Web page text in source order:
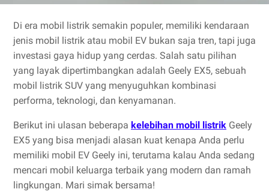
Di era mobil listrik semakin populer, memiliki kendaraan
jenis mobil listrik atau mobil EV bukan saja tren, tapi juga
investasi gaya hidup yang cerdas. Salah satu pilihan
yang layak dipertimbangkan adalah Geely EX5, sebuah
mobil listrik SUV yang menyuguhkan kombinasi
performa, teknologi, dan kenyamanan.
Berikut ini ulasan beberapa kelebihan mobil listrik Geely
EX5 yang bisa menjadi alasan kuat kenapa Anda perlu
memiliki mobil EV Geely ini, terutama kalau Anda sedang
mencari mobil keluarga terbaik yang modern dan ramah
lingkungan. Mari simak bersama!